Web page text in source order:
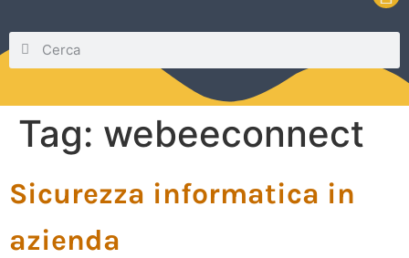
Tag: webeeconnect
Sicurezza informatica in
azienda